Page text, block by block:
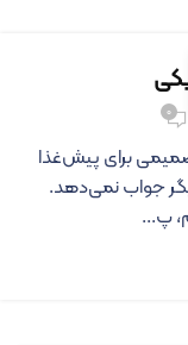
۰
برای پیش‌غذا
جواب نمی‌دهد.
پ...